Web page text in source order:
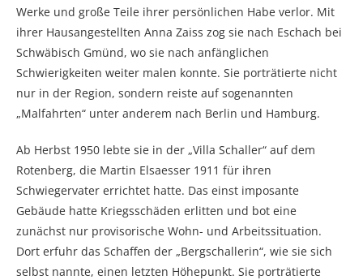
Werke und große Teile ihrer persönlichen Habe verlor. Mit
ihrer Hausangestellten Anna Zaiss zog sie nach Eschach bei
Schwäbisch Gmünd, wo sie nach anfänglichen
Schwierigkeiten weiter malen konnte. Sie porträtierte nicht
nur in der Region, sondern reiste auf sogenannten
„Malfahrten“ unter anderem nach Berlin und Hamburg.
Ab Herbst 1950 lebte sie in der „Villa Schaller“ auf dem
Rotenberg, die Martin Elsaesser 1911 für ihren
Schwiegervater errichtet hatte. Das einst imposante
Gebäude hatte Kriegsschäden erlitten und bot eine
zunächst nur provisorische Wohn- und Arbeitssituation.
Dort erfuhr das Schaffen der „Bergschallerin“, wie sie sich
selbst nannte, einen letzten Höhepunkt. Sie porträtierte